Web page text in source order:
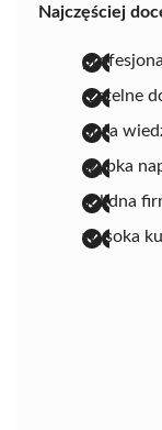
Najczęściej
rzetelne
duża
szybka
solidna
wysoka